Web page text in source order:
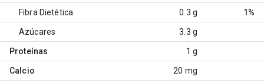
Fibra Dietética 0.3 g 1%
Azúcares 3.3 g
Proteínas 1 g
Calcio 20 mg